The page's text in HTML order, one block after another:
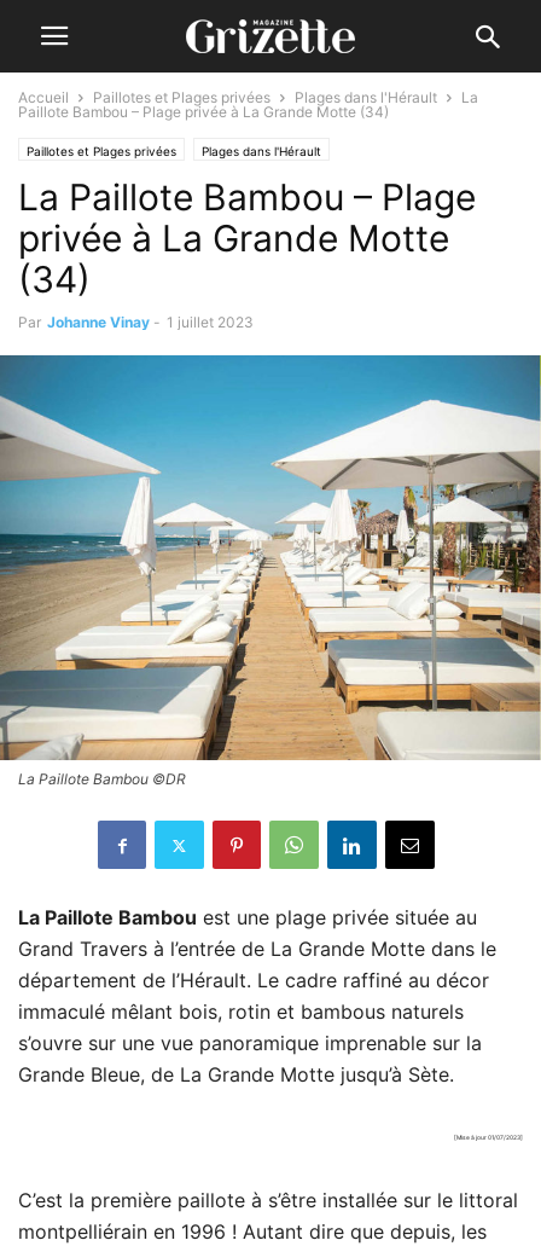
Accueil Paillotes et Plages privées Plages dans l'Hérault
La
Paillote Bambou – Plage privée à La Grande Motte (34)
Paillotes et Plages privées Plages dans l'Hérault
La Paillote Bambou – Plage
privée à La Grande Motte
(34)
Par Johanne Vinay - 1 juillet 2023
La Paillote Bambou ©DR
La Paillote Bambou est une plage privée située au
Grand Travers à l’entrée de La Grande Motte dans le
département de l’Hérault. Le cadre raffiné au décor
immaculé mêlant bois, rotin et bambous naturels
s’ouvre sur une vue panoramique imprenable sur la
Grande Bleue, de La Grande Motte jusqu’à Sète.
[Mise à jour 01/07/2023]
C’est la première paillote à s’être installée sur le littoral
montpelliérain en 1996 ! Autant dire que depuis, les